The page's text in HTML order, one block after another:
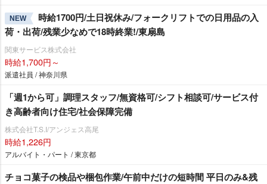
NEW
時給1700円/土日祝休み/フォークリフトでの日用品の入
荷・出荷/残業少なめで18時終業!/東扇島
関東サービス株式会社
時給1,700円～
派遣社員 / 神奈川県
「週1から可」調理スタッフ/無資格可/シフト相談可/サービス付
き高齢者向け住宅/社会保障完備
株式会社T.S.I/アンジェス高尾
時給1,226円
アルバイト・パート / 東京都
チョコ菓子の検品や梱包作業/午前中だけの短時間 平日のみ&残